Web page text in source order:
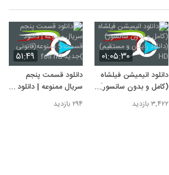
۰۱:۰۵:۳۰
دانلود انیمیشن فیلشاه
(کامل و بدون سانسور)
(دانلود رایگان و
مستقیم) HD
۳,۴۲۲ بازدید
۵۱:۴۹
دانلود قسمت پنجم
سریال ممنوعه | دانلود
)جدید foll hd
۲۹۴ بازدید